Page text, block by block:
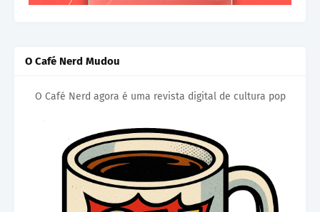
O Café Nerd Mudou
O Café Nerd agora é uma revista digital de cultura pop